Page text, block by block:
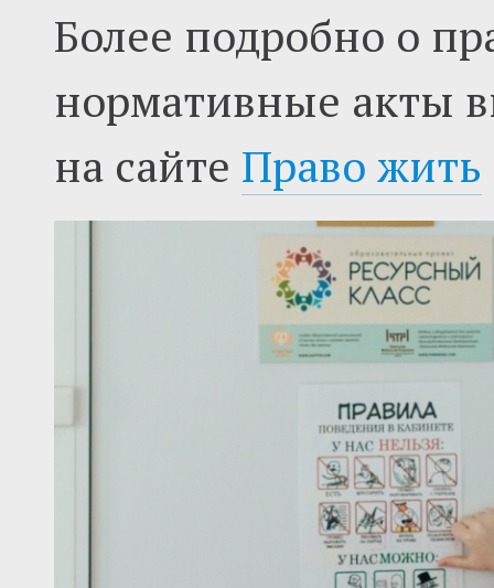
Более подробно о
нормативные акты
на сайте Право жить